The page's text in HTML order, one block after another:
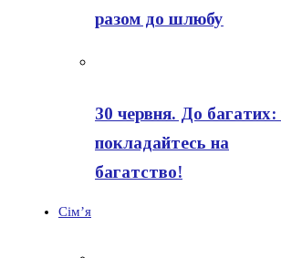
разом до шлюбу
30 червня. До багатих:
покладайтесь на
багатство!
Сім’я